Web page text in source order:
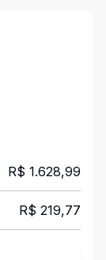
R$ 1.628,99
R$ 219,77